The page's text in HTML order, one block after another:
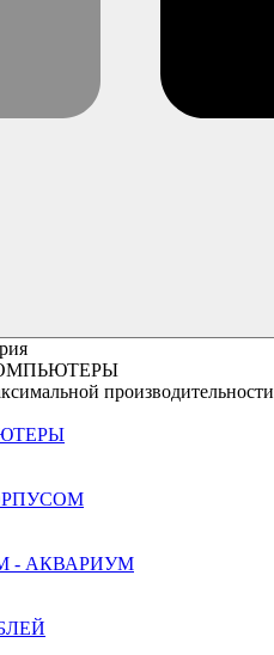
производительности
- АКВАРИУМ